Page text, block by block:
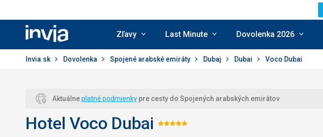
Invia.sk
Zľavy Last Minute Dovolenka 2026
Invia.sk Dovolenka Spojené arabské emiráty Dubaj Dubai Voco Dubai
Aktuálneplatné podmienky pre cesty do Spojených arabských emirátov
Hotel Voco Dubai Hodnotenie: